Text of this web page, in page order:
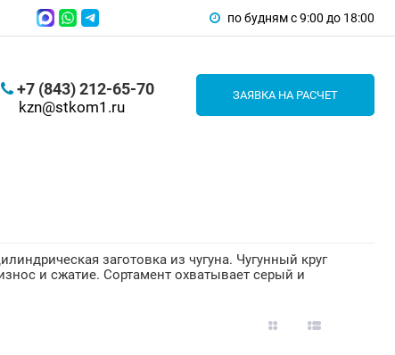
по будням с 9:00 до 18:00
+7 (843) 212-65-70
kzn@stkom1.ru
ЗАЯВКА НА РАСЧЕТ
заготовка из чугуна. Чугунный круг
и сжатие. Сортамент охватывает серый и